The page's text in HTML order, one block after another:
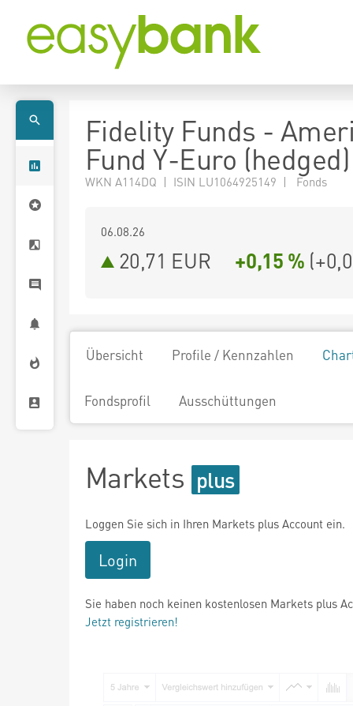
Fidelity Funds -
Fund Y-Euro (hedged)
WKN A114DQ | ISIN LU1064925149 | Fonds
06.08.26
20,71 EUR +0,15 % (
Übersicht Profile / Kennzahlen
Fondsprofil Ausschüttungen
Markets
Loggen Sie sich in Ihren Markets plus Account ein.
Login
Sie haben noch keinen kostenlosen Markets plus
Jetzt registrieren!